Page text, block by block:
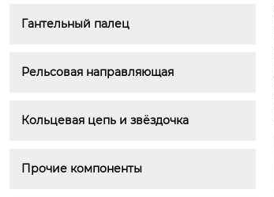
Гантельный палец
Рельсовая направляющая
Кольцевая цепь и звёздочка
Прочие компоненты